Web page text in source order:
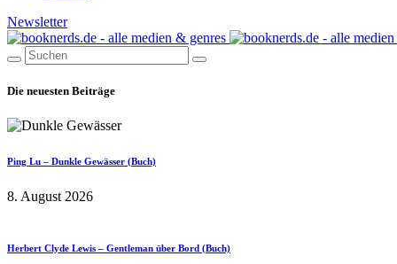
Newsletter
Die neuesten Beiträge
Ping Lu – Dunkle Gewässer (Buch)
8. August 2026
Herbert Clyde Lewis – Gentleman über Bord (Buch)